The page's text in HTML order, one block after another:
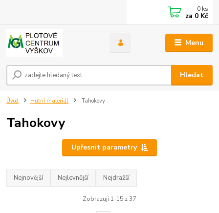
Menu
Hledat
0 ks
za 0 Kč
Úvod Hutní materiál Tahokovy
Tahokovy
Upřesnit parametry
Nejnovější Nejlevnější Nejdražší
Zobrazuji 1-15 z 37